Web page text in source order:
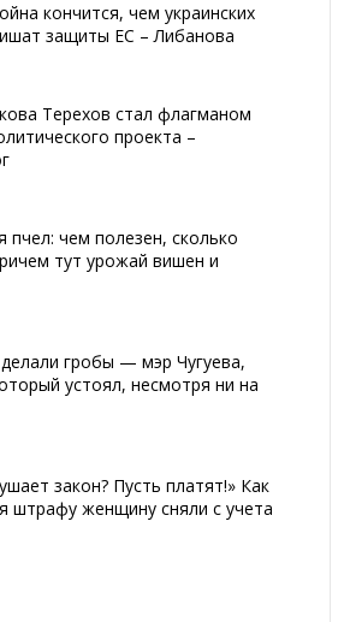
кончится, чем украинских
защиты ЕС – Либанова
Терехов стал флагманом
проекта –
пчел: чем полезен, сколько
тут урожай вишен и
гробы — мэр Чугуева,
устоял, несмотря ни на
закон? Пусть платят!» Как
штрафу женщину сняли с учета